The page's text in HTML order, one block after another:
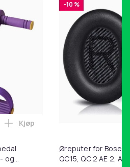
8ae16c1825bb
og
Legg Magetrener, 6-rørs
Kjøp
-10 %
Øreputer for Bose
QC15, QC 2 AE 2, AE